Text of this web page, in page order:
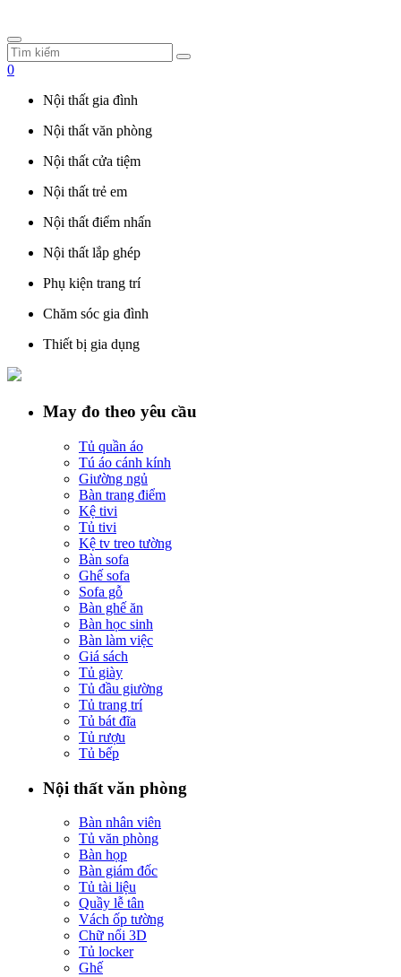
0
Nội thất gia đình
Nội thất văn phòng
Nội thất cửa tiệm
Nội thất trẻ em
Nội thất điểm nhấn
Nội thất lắp ghép
Phụ kiện trang trí
Chăm sóc gia đình
Thiết bị gia dụng
May đo theo yêu cầu
Tủ quần áo
Tú áo cánh kính
Giường ngủ
Bàn trang điểm
Kệ tivi
Tủ tivi
Kệ tv treo tường
Bàn sofa
Ghế sofa
Sofa gỗ
Bàn ghế ăn
Bàn học sinh
Bàn làm việc
Giá sách
Tủ giày
Tủ đầu giường
Tủ trang trí
Tủ bát đĩa
Tủ rượu
Tủ bếp
Nội thất văn phòng
Bàn nhân viên
Tủ văn phòng
Bàn họp
Bàn giám đốc
Tủ tài liệu
Quầy lễ tân
Vách ốp tường
Chữ nổi 3D
Tủ locker
Ghế